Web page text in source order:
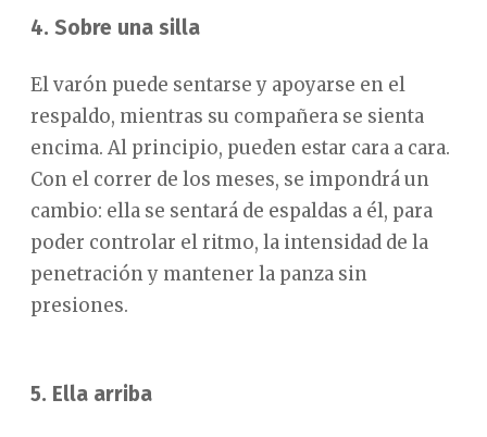
4. Sobre una silla
El varón puede sentarse y apoyarse en el
respaldo, mientras su compañera se sienta
encima. Al principio, pueden estar cara a cara.
Con el correr de los meses, se impondrá un
cambio: ella se sentará de espaldas a él, para
poder controlar el ritmo, la intensidad de la
penetración y mantener la panza sin
presiones.
5. Ella arriba